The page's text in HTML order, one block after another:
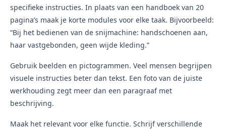
specifieke instructies. In plaats van een handboek van 20
pagina’s maak je korte modules voor elke taak. Bijvoorbeeld:
“Bij het bedienen van de snijmachine: handschoenen aan,
haar vastgebonden, geen wijde kleding.”
Gebruik beelden en pictogrammen. Veel mensen begrijpen
visuele instructies beter dan tekst. Een foto van de juiste
werkhouding zegt meer dan een paragraaf met
beschrijving.
Maak het relevant voor elke functie. Schrijf verschillende